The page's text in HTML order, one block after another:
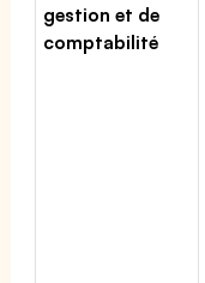
gestion et de
comptabilité